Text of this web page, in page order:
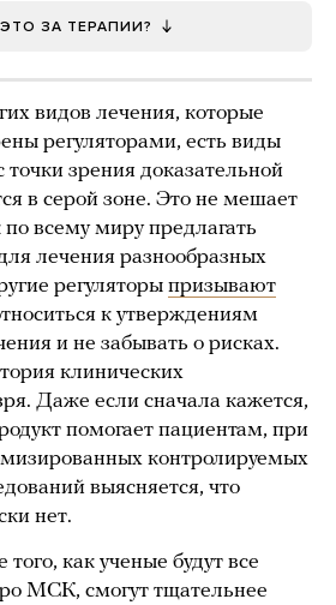
ЗА ТЕРАПИИ?
видов лечения, которые
регуляторами, есть виды
точки зрения доказательной
в серой зоне. Это не мешает
всему миру предлагать
лечения разнообразных
регуляторы призывают
к утверждениям
и не забывать о рисках.
клинических
Даже если сначала кажется,
помогает пациентам, при
контролируемых
выясняется, что
нет.
как ученые будут все
МСК, смогут тщательнее